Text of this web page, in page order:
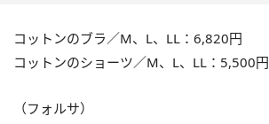
コットンのブラ／M、L、LL：6,820円
コットンのショーツ／M、L、LL：5,500円
（フォルサ）